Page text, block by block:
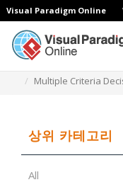
Visual Paradigm Online
Multiple Criteria
상위 카테고리
All